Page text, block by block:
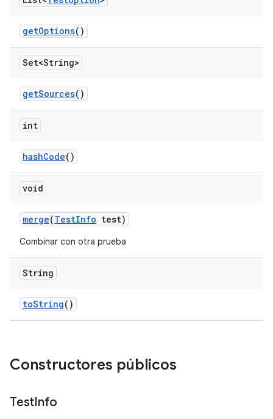
getOptions()
Set<String>
getSources()
int
hashCode()
void
merge(TestInfo test)
Combinar con otra prueba
String
toString()
Constructores públicos
TestInfo